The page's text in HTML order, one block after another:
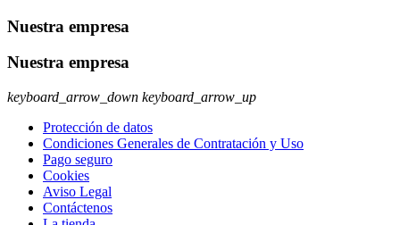
Nuestra empresa
Nuestra empresa
keyboard_arrow_down keyboard_arrow_up
Protección de datos
Condiciones Generales de Contratación y Uso
Pago seguro
Cookies
Aviso Legal
Contáctenos